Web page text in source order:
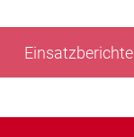
Einsatzberichte